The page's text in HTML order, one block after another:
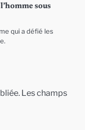
sous
qui a défié les
Les champs